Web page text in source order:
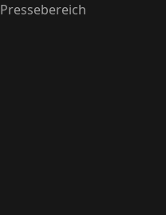
Pressebereich